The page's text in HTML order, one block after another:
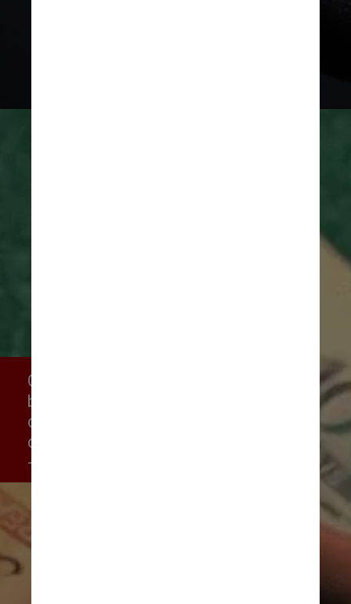
O processo também não é
barato. Entre compositores,
cantores, produtores e aluguel
de estúdio, o jingle deve custar
- no mínimo - R$ 23 mil